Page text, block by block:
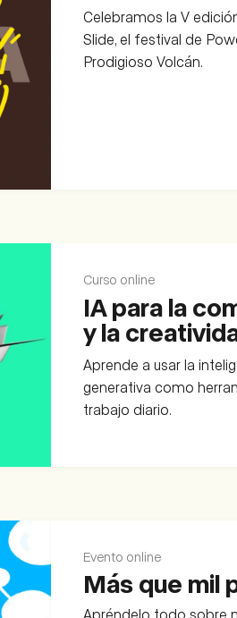
Celebramos la V
Slide, el festival de
Prodigioso Volcán.
Curso online
IA para la
y la
Aprende a usar la
generativa como
trabajo diario.
Evento online
Más que mil
Apréndelo todo sobre